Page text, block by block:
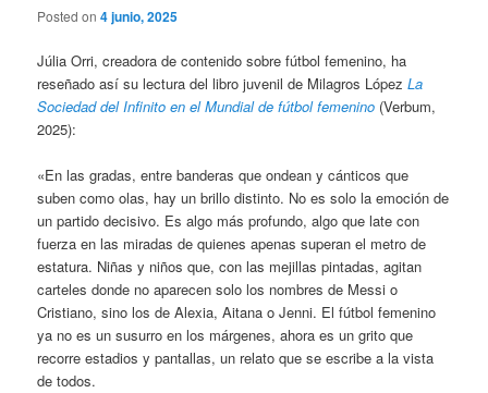
Posted on4 junio, 2025
Júlia Orri, creadora de contenido sobre fútbol femenino, ha
reseñado así su lectura del libro juvenil de Milagros LópezLa
Sociedad del Infinito en el Mundial de fútbol femenino (Verbum,
2025):
«En las gradas, entre banderas que ondean y cánticos que
suben como olas, hay un brillo distinto. No es solo la emoción de
un partido decisivo. Es algo más profundo, algo que late con
fuerza en las miradas de quienes apenas superan el metro de
estatura. Niñas y niños que, con las mejillas pintadas, agitan
carteles donde no aparecen solo los nombres de Messi o
Cristiano, sino los de Alexia, Aitana o Jenni. El fútbol femenino
ya no es un susurro en los márgenes, ahora es un grito que
recorre estadios y pantallas, un relato que se escribe a la vista
de todos.